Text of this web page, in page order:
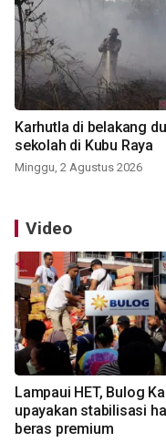
Karhutla di belakang
sekolah di Kubu Raya
Minggu, 2 Agustus 2026
Video
Lampaui HET, Bulog
upayakan stabilisasi
beras premium